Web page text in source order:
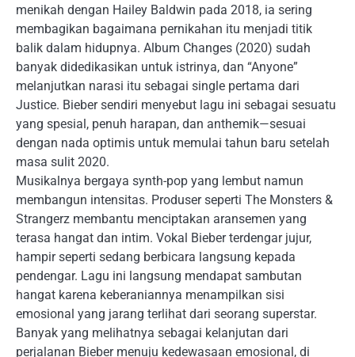
menikah dengan Hailey Baldwin pada 2018, ia sering
membagikan bagaimana pernikahan itu menjadi titik
balik dalam hidupnya. Album Changes (2020) sudah
banyak didedikasikan untuk istrinya, dan “Anyone”
melanjutkan narasi itu sebagai single pertama dari
Justice. Bieber sendiri menyebut lagu ini sebagai sesuatu
yang spesial, penuh harapan, dan anthemik—sesuai
dengan nada optimis untuk memulai tahun baru setelah
masa sulit 2020.
Musikalnya bergaya synth-pop yang lembut namun
membangun intensitas. Produser seperti The Monsters &
Strangerz membantu menciptakan aransemen yang
terasa hangat dan intim. Vokal Bieber terdengar jujur,
hampir seperti sedang berbicara langsung kepada
pendengar. Lagu ini langsung mendapat sambutan
hangat karena keberaniannya menampilkan sisi
emosional yang jarang terlihat dari seorang superstar.
Banyak yang melihatnya sebagai kelanjutan dari
perjalanan Bieber menuju kedewasaan emosional, di